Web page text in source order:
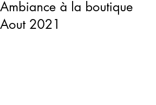
Ambiance à la boutique
Aout 2021